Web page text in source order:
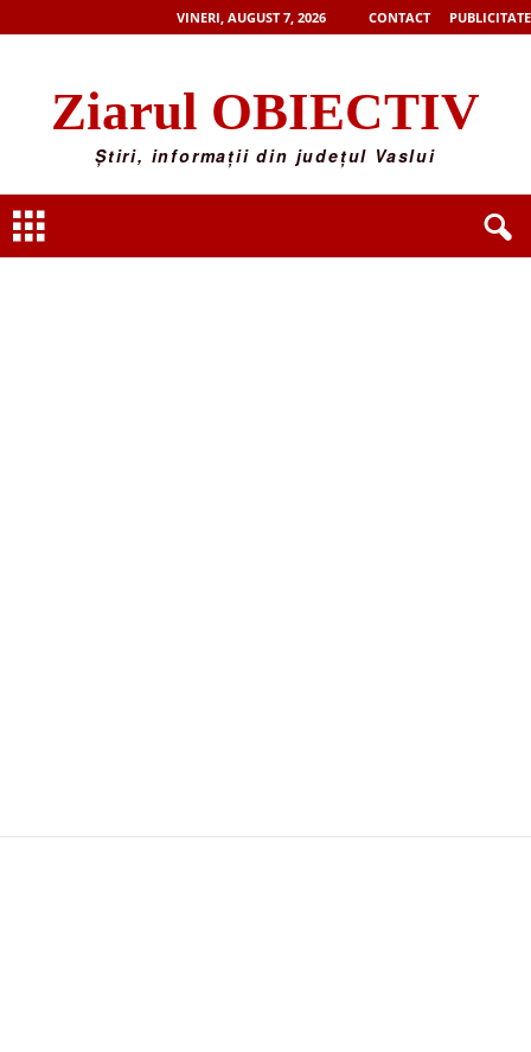
VINERI, AUGUST 7, 2026 CONTACT PUBLICITATE
Ziarul OBIECTIV
Știri, informații din județul Vaslui